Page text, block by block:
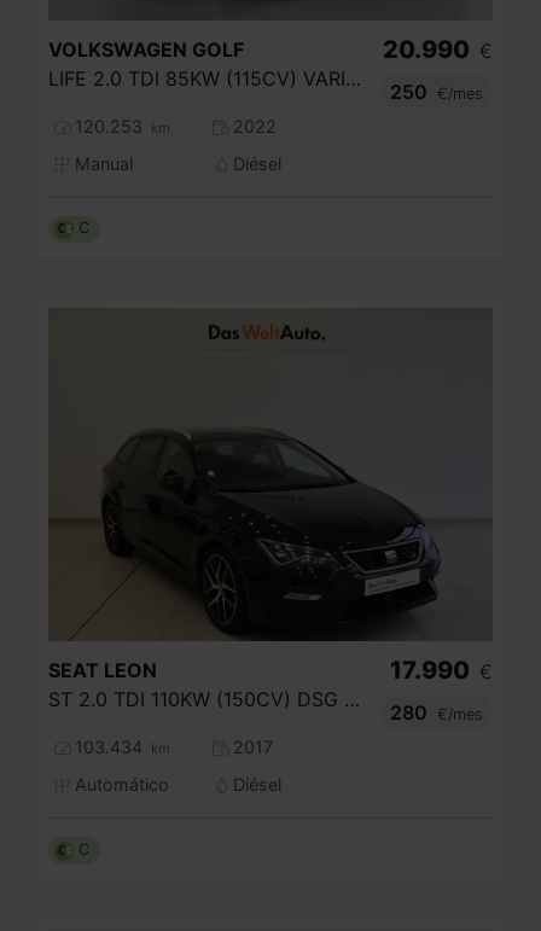
VOLKSWAGEN GOLF
LIFE 2.0 TDI 85KW (115CV) VARIANT
120.253 km
2022
Manual
Diésel
20.990 €
250
€/mes
C
SEAT LEON
ST 2.0 TDI 110KW (150CV) DSG 6 ST&SP FR
103.434 km
2017
Automático
Diésel
17.990 €
280
€/mes
C